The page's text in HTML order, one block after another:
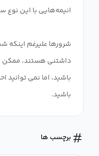
داشتنی هستند، ممکن
باشید، اما نمی
باشید.
برچسب ها